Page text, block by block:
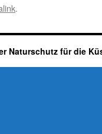
.
Naturschutz für die